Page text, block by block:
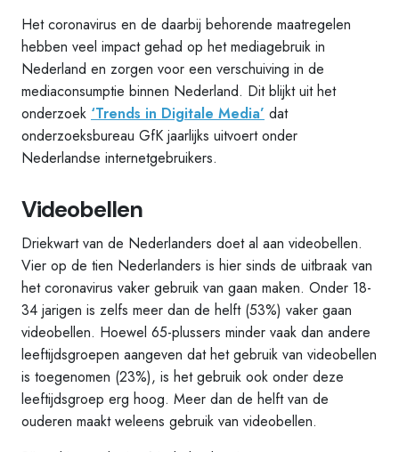
Het coronavirus en de daarbij behorende maatregelen
hebben veel impact gehad op het mediagebruik in
Nederland en zorgen voor een verschuiving in de
mediaconsumptie binnen Nederland. Dit blijkt uit het
onderzoek ‘Trends in Digitale Media’ dat
onderzoeksbureau GfK jaarlijks uitvoert onder
Nederlandse internetgebruikers.
Videobellen
Driekwart van de Nederlanders doet al aan videobellen.
Vier op de tien Nederlanders is hier sinds de uitbraak van
het coronavirus vaker gebruik van gaan maken. Onder 18-
34 jarigen is zelfs meer dan de helft (53%) vaker gaan
videobellen. Hoewel 65-plussers minder vaak dan andere
leeftijdsgroepen aangeven dat het gebruik van videobellen
is toegenomen (23%), is het gebruik ook onder deze
leeftijdsgroep erg hoog. Meer dan de helft van de
ouderen maakt weleens gebruik van videobellen.